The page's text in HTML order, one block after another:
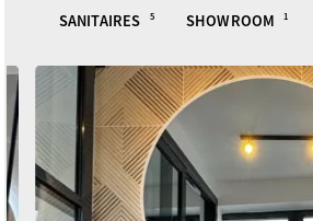
SANITAIRES 5 SHOWROOM 1